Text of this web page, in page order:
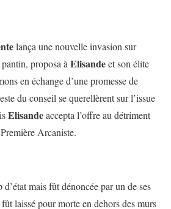
lança une nouvelle invasion sur
proposa à Elisandeet son élite
en échange d’une promesse de
du conseil se querellèrent sur l’issue
Elisandeaccepta l’offre au détriment
Arcaniste.
d’état mais fût dénoncée par un de ses
laissé pour morte en dehors des murs